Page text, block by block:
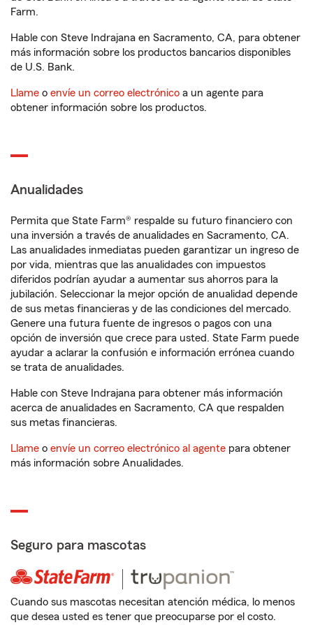
Farm.
Hable con Steve Indrajana en Sacramento, CA, para obtener
más información sobre los productos bancarios disponibles
de U.S. Bank.
Llame o envíe un correo electrónico a un agente para
obtener información sobre los productos.
Anualidades
Permita que State Farm® respalde su futuro financiero con
una inversión a través de anualidades en Sacramento, CA.
Las anualidades inmediatas pueden garantizar un ingreso de
por vida, mientras que las anualidades con impuestos
diferidos podrían ayudar a aumentar sus ahorros para la
jubilación. Seleccionar la mejor opción de anualidad depende
de sus metas financieras y de las condiciones del mercado.
Genere una futura fuente de ingresos o pagos con una
opción de inversión que crece para usted. State Farm puede
ayudar a aclarar la confusión e información errónea cuando
se trata de anualidades.
Hable con Steve Indrajana para obtener más información
acerca de anualidades en Sacramento, CA que respalden
sus metas financieras.
Llame o envíe un correo electrónico al agente para obtener
más información sobre Anualidades.
Seguro para mascotas
Cuando sus mascotas necesitan atención médica, lo menos
que desea usted es tener que preocuparse por el costo.